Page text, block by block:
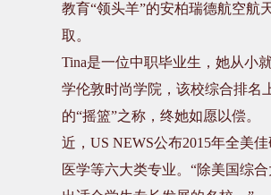
教育“领头羊”的安柏瑞德航空航
取。
Tina是一位中职毕业生，她从小
学伦敦时尚学院，该校综合排名
的“摇篮”之称，终她如愿以偿。
近， US NEWS公布2015年全美
医学等六大类专业。“除美国综